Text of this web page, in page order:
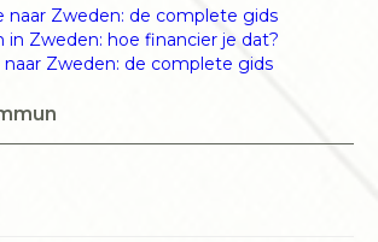
naar Zweden: de complete gids
in Zweden: hoe financier je dat?
Zweden: de complete gids